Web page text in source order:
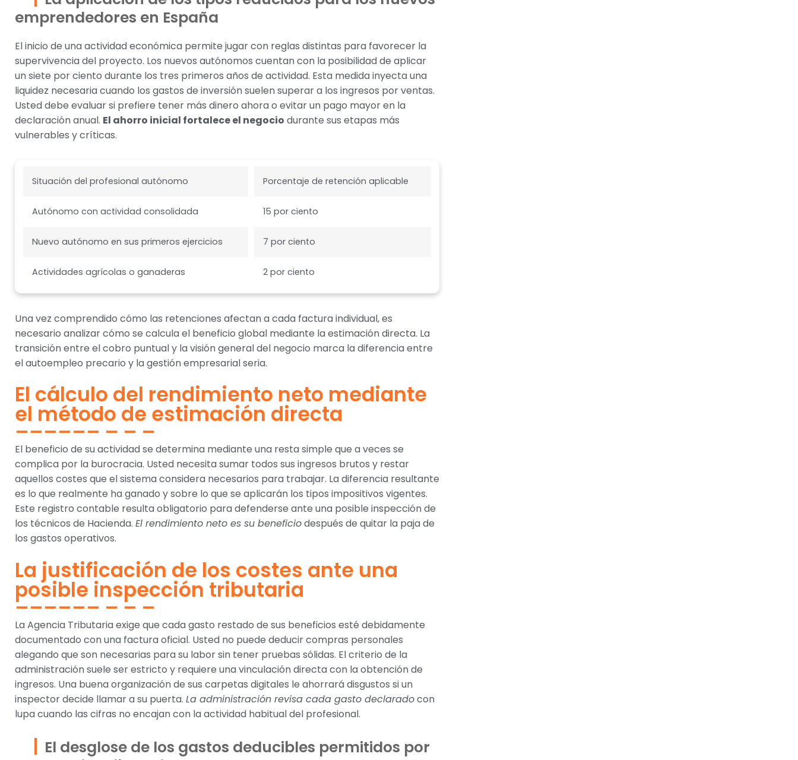
emprendedores en España
El inicio de una actividad económica permite jugar con reglas distintas para favorecer la
supervivencia del proyecto. Los nuevos autónomos cuentan con la posibilidad de aplicar
un siete por ciento durante los tres primeros años de actividad. Esta medida inyecta una
liquidez necesaria cuando los gastos de inversión suelen superar a los ingresos por ventas.
Usted debe evaluar si prefiere tener más dinero ahora o evitar un pago mayor en la
declaración anual. El ahorro inicial fortalece el negocio durante sus etapas más
vulnerables y críticas.
Situación del profesional autónomo Porcentaje de retención aplicable
Autónomo con actividad consolidada 15 por ciento
Nuevo autónomo en sus primeros ejercicios 7 por ciento
Actividades agrícolas o ganaderas 2 por ciento
Una vez comprendido cómo las retenciones afectan a cada factura individual, es
necesario analizar cómo se calcula el beneficio global mediante la estimación directa. La
transición entre el cobro puntual y la visión general del negocio marca la diferencia entre
el autoempleo precario y la gestión empresarial seria.
El cálculo del rendimiento neto mediante
el método de estimación directa
El beneficio de su actividad se determina mediante una resta simple que a veces se
complica por la burocracia. Usted necesita sumar todos sus ingresos brutos y restar
aquellos costes que el sistema considera necesarios para trabajar. La diferencia resultante
es lo que realmente ha ganado y sobre lo que se aplicarán los tipos impositivos vigentes.
Este registro contable resulta obligatorio para defenderse ante una posible inspección de
los técnicos de Hacienda. El rendimiento neto es su beneficiodespués de quitar la paja de
los gastos operativos.
La justificación de los costes ante una
posible inspección tributaria
La Agencia Tributaria exige que cada gasto restado de sus beneficios esté debidamente
documentado con una factura oficial. Usted no puede deducir compras personales
alegando que son necesarias para su labor sin tener pruebas sólidas. El criterio de la
administración suele ser estricto y requiere una vinculación directa con la obtención de
ingresos. Una buena organización de sus carpetas digitales le ahorrará disgustos si un
inspector decide llamar a su puerta. La administración revisa cada gasto declaradocon
lupa cuando las cifras no encajan con la actividad habitual del profesional.
El desglose de los gastos deducibles permitidos por